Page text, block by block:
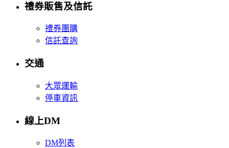
禮券販售及信託
禮券團購
信託查詢
交通
大眾運輸
停車資訊
線上DM
DM列表